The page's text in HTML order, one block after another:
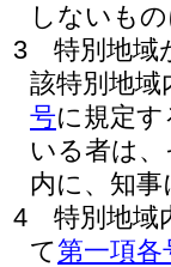
しないも
3
特別地域
該特別地
号に規定
いる者は
内に、知
4
特別地域
て第一項各